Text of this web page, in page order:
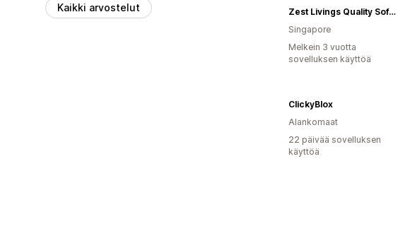
Kaikki arvostelut
Zest Livings Quality Sofa Online
Singapore
Melkein 3 vuotta
sovelluksen käyttöä
ClickyBlox
Alankomaat
22 päivää sovelluksen
käyttöä